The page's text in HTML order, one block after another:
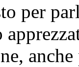
per